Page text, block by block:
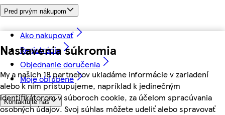
Nastavenia súkromia
My a našich 18 partnerov ukladáme informácie v zariadení
alebo k nim pristupujeme, napríklad k jedinečným
identifikátorom v súboroch cookie, za účelom spracúvania
osobných údajov. Svoj súhlas môžete udeliť alebo spravovať
Pred prvým nákupom
Ako nakupovať
Registrácia
Objednanie doručenia
Moje obľúbené
Kontaktujte nás